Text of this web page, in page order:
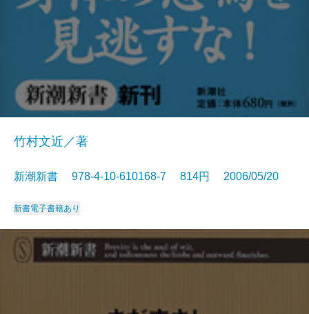
竹村文近／著
新潮新書 978-4-10-610168-7 814円 2006/05/20
新書電子書籍あり